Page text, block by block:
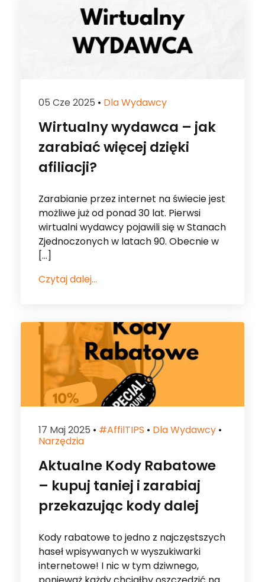
05 Cze 2025 •Dla Wydawcy
afiliacji?
Zarabianie przez internet na świecie jest
możliwe już od ponad 30 lat. Pierwsi
wirtualni wydawcy pojawili się w Stanach
[…]
Czytaj dalej...
17 Maj 2025•#affilTIPS•Dla Wydawcy
Narzędzia
Aktualne Kody Rabatowe
– kupuj taniej i zarabiaj
przekazując kody dalej
Kody rabatowe to jedno z najczęstszych
haseł wpisywanych w wyszukiwarki
internetowe! I nic w tym dziwnego,
zakupach. Kody rabatowe to […]
Czytaj dalej...